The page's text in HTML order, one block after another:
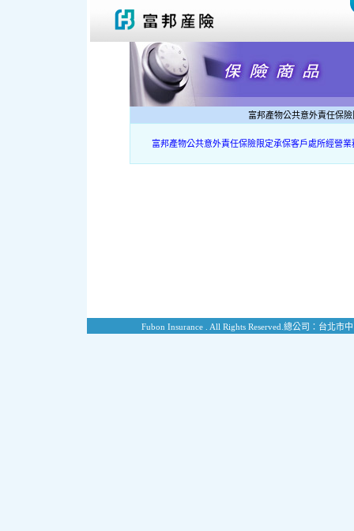
富邦產物公共意外責任保
富邦產物公共意外責任保險限定承保客戶處所經營
Fubon Insurance . All Rights Reserved. 總公司：台北市